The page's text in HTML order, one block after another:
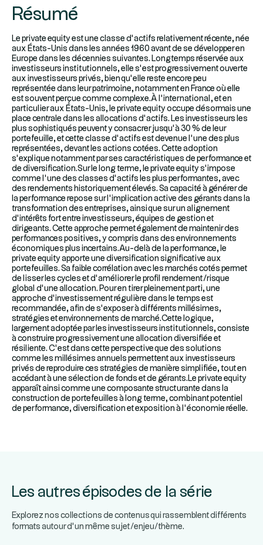
Résumé
Le private equity est une classe d’actifs relativement récente, née
aux États-Unis dans les années 1960 avant de se développer en
Europe dans les décennies suivantes. Longtemps réservée aux
investisseurs institutionnels, elle s’est progressivement ouverte
aux investisseurs privés, bien qu’elle reste encore peu
représentée dans leur patrimoine, notamment en France où elle
est souvent perçue comme complexe.À l’international, et en
particulier aux États-Unis, le private equity occupe désormais une
place centrale dans les allocations d’actifs. Les investisseurs les
plus sophistiqués peuvent y consacrer jusqu’à 30 % de leur
portefeuille, et cette classe d’actifs est devenue l’une des plus
représentées, devant les actions cotées. Cette adoption
s’explique notamment par ses caractéristiques de performance et
de diversification.Sur le long terme, le private equity s’impose
comme l’une des classes d’actifs les plus performantes, avec
des rendements historiquement élevés. Sa capacité à générer de
la performance repose sur l’implication active des gérants dans la
transformation des entreprises, ainsi que sur un alignement
d’intérêts fort entre investisseurs, équipes de gestion et
dirigeants. Cette approche permet également de maintenir des
performances positives, y compris dans des environnements
économiques plus incertains.Au-delà de la performance, le
private equity apporte une diversification significative aux
portefeuilles. Sa faible corrélation avec les marchés cotés permet
de lisser les cycles et d’améliorer le profil rendement/risque
global d’une allocation. Pour en tirer pleinement parti, une
approche d’investissement régulière dans le temps est
recommandée, afin de s’exposer à différents millésimes,
stratégies et environnements de marché.Cette logique,
largement adoptée par les investisseurs institutionnels, consiste
à construire progressivement une allocation diversifiée et
résiliente. C’est dans cette perspective que des solutions
comme les millésimes annuels permettent aux investisseurs
privés de reproduire ces stratégies de manière simplifiée, tout en
accédant à une sélection de fonds et de gérants.Le private equity
apparaît ainsi comme une composante structurante dans la
construction de portefeuilles à long terme, combinant potentiel
de performance, diversification et exposition à l’économie réelle.
Les autres épisodes de la série
Explorez nos collections de contenus qui rassemblent différents
formats autour d’un même sujet/enjeu/thème.